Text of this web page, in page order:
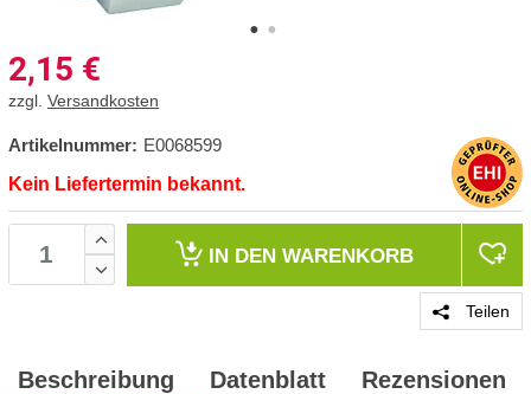
2,15 €
zzgl. Versandkosten
Artikelnummer: E0068599
Kein Liefertermin bekannt.
IN DEN WARENKORB
Teilen
Beschreibung Datenblatt Rezensionen